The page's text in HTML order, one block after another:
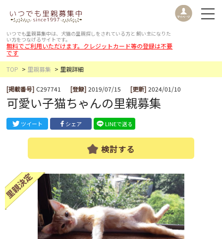
いつでも里親募集中は、犬猫の里親探しをされている方と 飼い主になりた
い方をつなげるサイトです。
無料でご利用いただけます。クレジットカード等の登録は不要
です
TOP
里親募集 里親詳細
[掲載番号] C297741 [登録] 2019/07/15 [更新] 2024/01/10
可愛い子猫ちゃんの里親募集
ツイート シェア LINEで送る
検討する